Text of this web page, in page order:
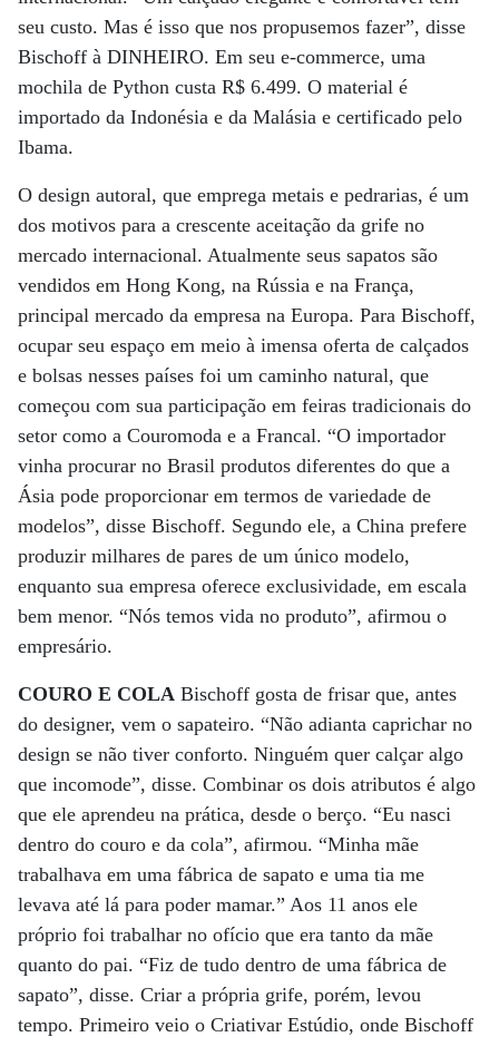
seu custo. Mas é isso que nos propusemos fazer”, disse
Bischoff à DINHEIRO. Em seu e-commerce, uma
mochila de Python custa R$ 6.499. O material é
importado da Indonésia e da Malásia e certificado pelo
Ibama.
O design autoral, que emprega metais e pedrarias, é um
dos motivos para a crescente aceitação da grife no
mercado internacional. Atualmente seus sapatos são
vendidos em Hong Kong, na Rússia e na França,
principal mercado da empresa na Europa. Para Bischoff,
ocupar seu espaço em meio à imensa oferta de calçados
e bolsas nesses países foi um caminho natural, que
começou com sua participação em feiras tradicionais do
setor como a Couromoda e a Francal. “O importador
vinha procurar no Brasil produtos diferentes do que a
Ásia pode proporcionar em termos de variedade de
modelos”, disse Bischoff. Segundo ele, a China prefere
produzir milhares de pares de um único modelo,
enquanto sua empresa oferece exclusividade, em escala
bem menor. “Nós temos vida no produto”, afirmou o
empresário.
COURO E COLA Bischoff gosta de frisar que, antes
do designer, vem o sapateiro. “Não adianta caprichar no
design se não tiver conforto. Ninguém quer calçar algo
que incomode”, disse. Combinar os dois atributos é algo
que ele aprendeu na prática, desde o berço. “Eu nasci
dentro do couro e da cola”, afirmou. “Minha mãe
trabalhava em uma fábrica de sapato e uma tia me
levava até lá para poder mamar.” Aos 11 anos ele
próprio foi trabalhar no ofício que era tanto da mãe
quanto do pai. “Fiz de tudo dentro de uma fábrica de
sapato”, disse. Criar a própria grife, porém, levou
tempo. Primeiro veio o Criativar Estúdio, onde Bischoff